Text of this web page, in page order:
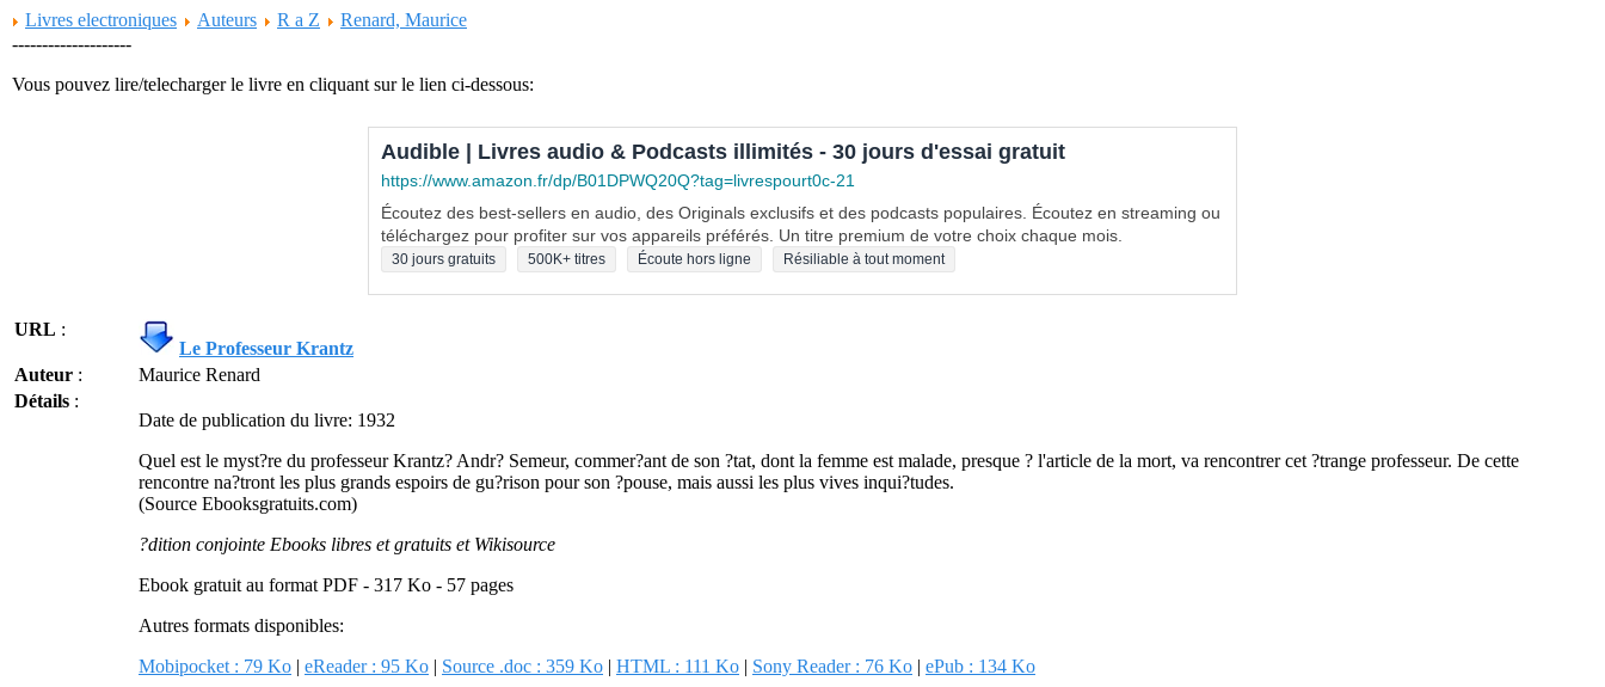
Livres electroniques
Auteurs R a Z
Renard, Maurice
--------------------
Vous pouvez lire/telecharger le livre en cliquant sur le lien ci-dessous:
Audible | Livres audio & Podcasts illimités - 30 jours d'essai gratuit
https://www.amazon.fr/dp/B01DPWQ20Q?tag=livrespourt0c-21
Écoutez des best-sellers en audio, des Originals exclusifs et des podcasts populaires. Écoutez en streaming ou
téléchargez pour profiter sur vos appareils préférés. Un titre premium de votre choix chaque mois.
30 jours gratuits 500K+ titres Écoute hors ligne Résiliable à tout moment
URL :
Le Professeur Krantz
Auteur :
Maurice Renard
Détails :
Date de publication du livre: 1932
Quel est le myst?re du professeur Krantz? Andr? Semeur, commer?ant de son ?tat, dont la femme est malade, presque ? l'article de la mort, va rencontrer cet ?trange professeur. De cette
rencontre na?tront les plus grands espoirs de gu?rison pour son ?pouse, mais aussi les plus vives inqui?tudes.
(Source Ebooksgratuits.com)
?dition conjointe Ebooks libres et gratuits et Wikisource
Ebook gratuit au format PDF - 317 Ko - 57 pages
Autres formats disponibles:
Mobipocket : 79 Ko | eReader : 95 Ko | Source .doc : 359 Ko | HTML : 111 Ko | Sony Reader : 76 Ko | ePub : 134 Ko